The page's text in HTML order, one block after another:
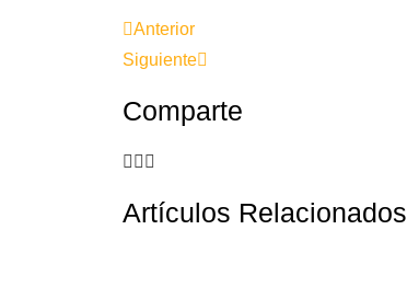
Anterior
Siguiente
Comparte
Artículos Relacionados